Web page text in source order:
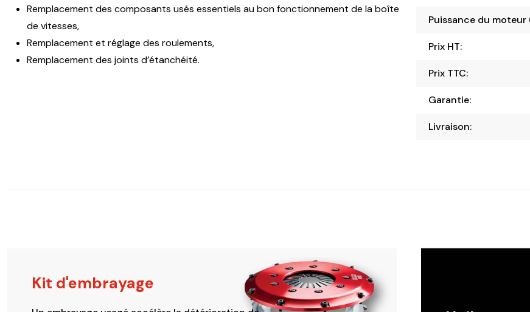
Remplacement des composants usés essentiels au bon fonctionnement de la boîte
de vitesses,
Remplacement et réglage des roulements,
Remplacement des joints d’étanchéité.
Puissance du moteur
Prix HT:
Prix TTC:
Garantie:
Livraison:
Kit d'embrayage